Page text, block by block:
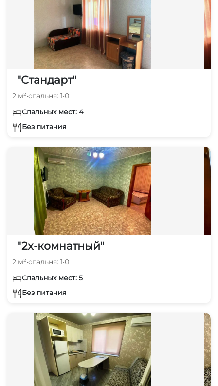
"Стандарт"
2 м²•спальня: 1•0
Спальных мест: 4
Без питания
"2х-комнатный"
2 м²•спальня: 1•0
Спальных мест: 5
Без питания